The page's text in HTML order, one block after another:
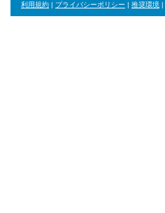
利用規約 | プライバシーポリシー | 推奨環境 |